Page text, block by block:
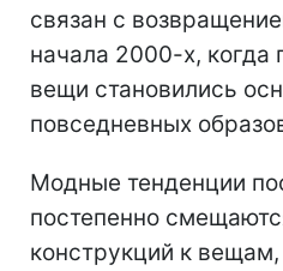
связан с
начала 2000-х, когда
вещи становились
повседневных
Модные тенденции
постепенно
конструкций к